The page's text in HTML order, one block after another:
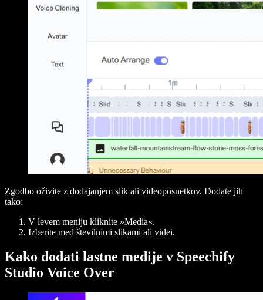
Zgodbo oživite z dodajanjem slik ali videoposnetkov. Dodate jih
tako:
V levem meniju kliknite »Media«.
Izberite med številnimi slikami ali videi.
Kako dodati lastne medije v Speechify
Studio Voice Over